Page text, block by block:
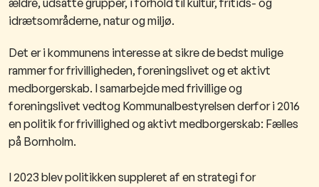
ældre, udsatte grupper, i forhold til kultur, fritids- og
idrætsområderne, natur og miljø.
Det er i kommunens interesse at sikre de bedst mulige
rammer for frivilligheden, foreningslivet og et aktivt
medborgerskab. I samarbejde med frivillige og
foreningslivet vedtog Kommunalbestyrelsen derfor i 2016
en politik for frivillighed og aktivt medborgerskab: Fælles
på Bornholm.
I 2023 blev politikken suppleret af en strategi for